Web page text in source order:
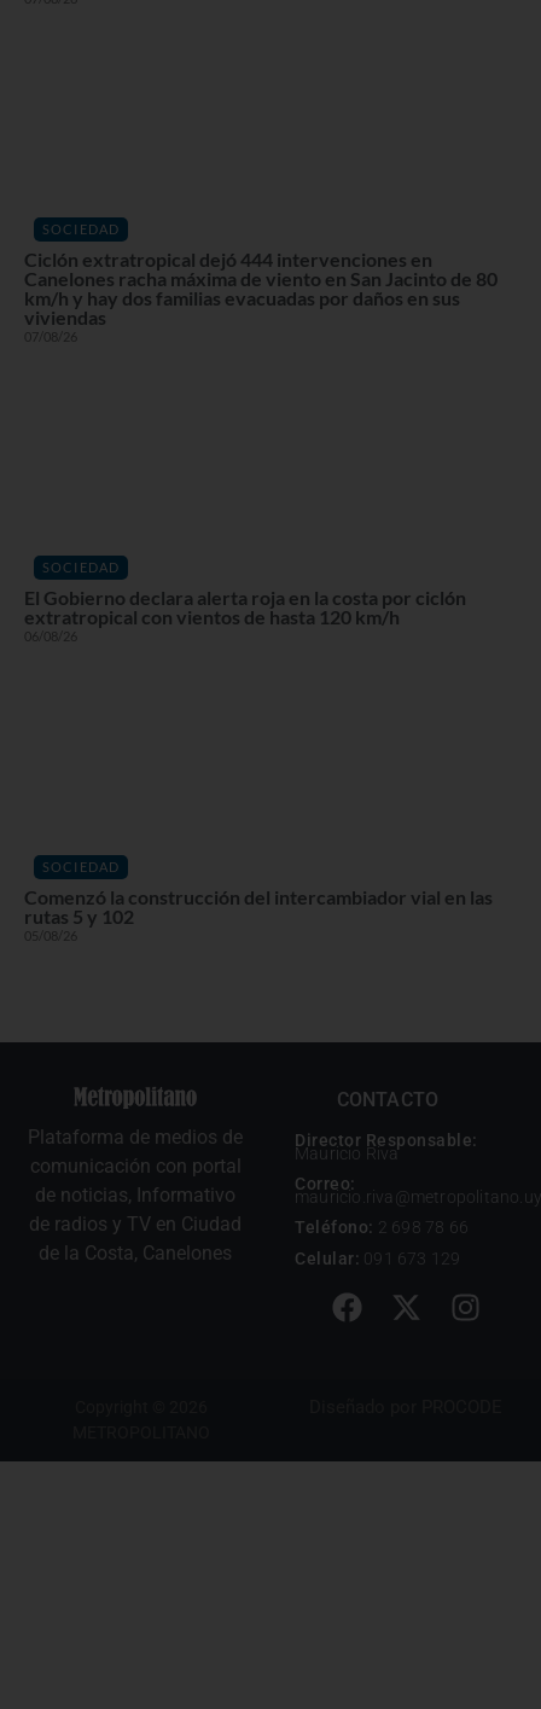
SOCIEDAD
Ciclón extratropical dejó 444 intervenciones en
Canelones racha máxima de viento en San Jacinto de 80
km/h y hay dos familias evacuadas por daños en sus
viviendas
07/08/26
SOCIEDAD
El Gobierno declara alerta roja en la costa por ciclón
extratropical con vientos de hasta 120 km/h
06/08/26
SOCIEDAD
Comenzó la construcción del intercambiador vial en las
rutas 5 y 102
05/08/26
Plataforma de medios de
comunicación con portal
de noticias, Informativo
de radios y TV en Ciudad
de la Costa, Canelones
CONTACTO
Director Responsable:
Mauricio Riva
Correo:
mauricio.riva@metropolitano.uy
Teléfono: 2 698 78 66
Celular: 091 673 129